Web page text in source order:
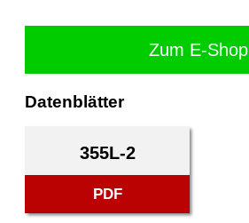
Zum E-Shop
Datenblätter
355L-2
PDF